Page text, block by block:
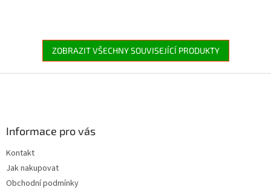
ZOBRAZIT VŠECHNY SOUVISEJÍCÍ PRODUKTY
Informace pro vás
Kontakt
Jak nakupovat
Obchodní podmínky